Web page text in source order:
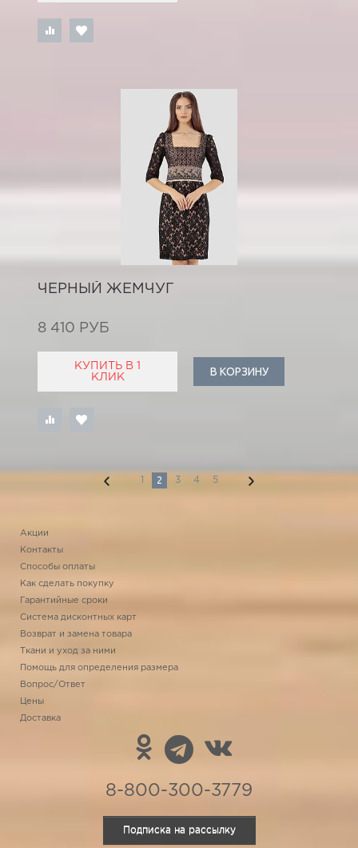
ЧЕРНЫЙ ЖЕМЧУГ
8 410 РУБ
КУПИТЬ В 1
КЛИК
В КОРЗИНУ
1 2 3 4 5
Акции
Контакты
Способы оплаты
Как сделать покупку
Гарантийные сроки
Система дисконтных карт
Возврат и замена товара
Ткани и уход за ними
Помощь для определения размера
Вопрос/Ответ
Цены
Доставка
8-800-300-3779
Подписка на рассылку